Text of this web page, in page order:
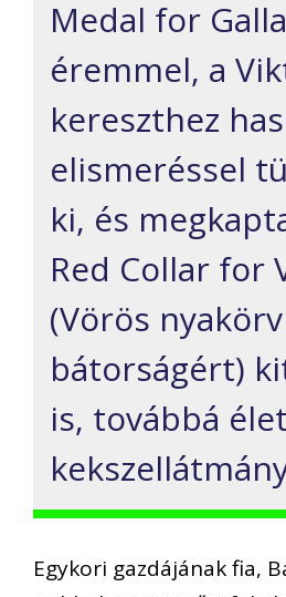
Medal for
éremmel, a
kereszthez
elismeréssel
ki, és
Red Collar for
(Vörös
bátorságért)
is, továbbá
Egykori gazdájának fia,